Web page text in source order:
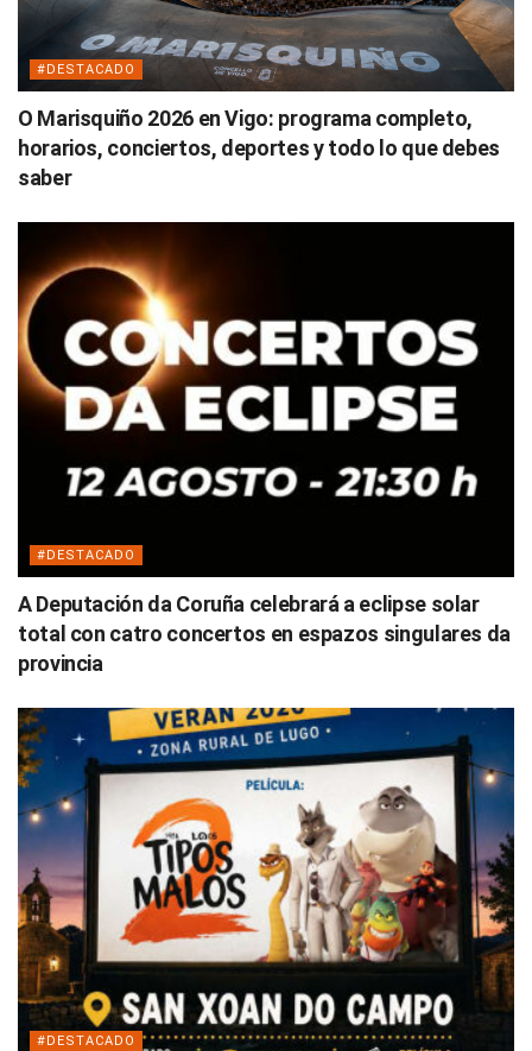
#DESTACADO
O Marisquiño 2026 en Vigo: programa completo,
horarios, conciertos, deportes y todo lo que debes
saber
#DESTACADO
A Deputación da Coruña celebrará a eclipse solar
total con catro concertos en espazos singulares da
provincia
#DESTACADO